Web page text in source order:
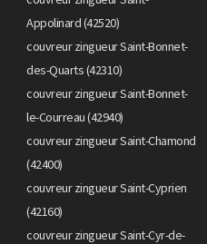
Appolinard (42520)
couvreur zingueur Saint-Bonnet-
des-Quarts (42310)
couvreur zingueur Saint-Bonnet-
le-Courreau (42940)
couvreur zingueur Saint-Chamond
(42400)
couvreur zingueur Saint-Cyprien
(42160)
couvreur zingueur Saint-Cyr-de-